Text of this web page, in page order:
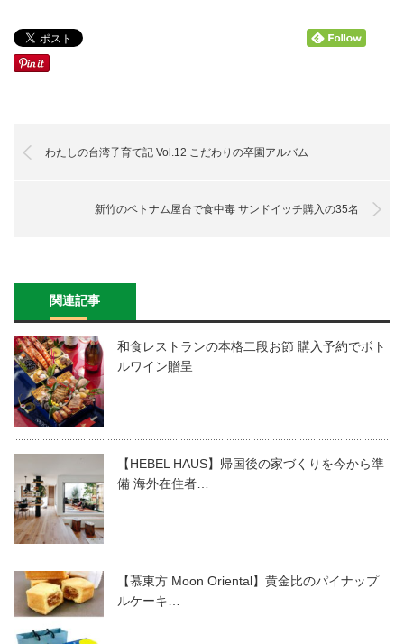
わたしの台湾子育て記 Vol.12 こだわりの卒園アルバム
新竹のベトナム屋台で食中毒 サンドイッチ購入の35名
関連記事
和食レストランの本格二段お節 購入予約でボト
ルワイン贈呈
【HEBEL HAUS】帰国後の家づくりを今から準
備 海外在住者…
【慕東方 Moon Oriental】黄金比のパイナップ
ルケーキ…